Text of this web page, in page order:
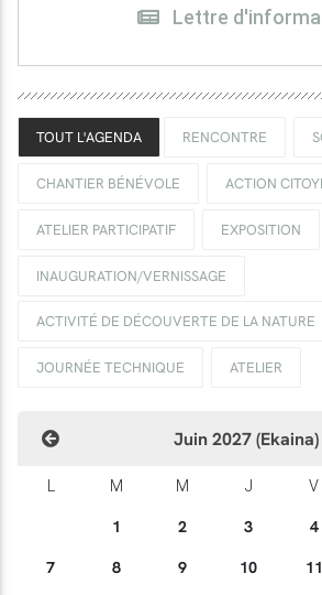
Lettre
TOUT L'AGENDA RENCONTRE
CHANTIER BÉNÉVOLE ACTION
ATELIER PARTICIPATIF EXPOSITION
INAUGURATION/VERNISSAGE
ACTIVITÉ DE DÉCOUVERTE DE LA NATURE
JOURNÉE TECHNIQUE ATELIER
Juin 2027 (Ekaina)
L M M J V
1 2 3 4
7 8 9 10 11